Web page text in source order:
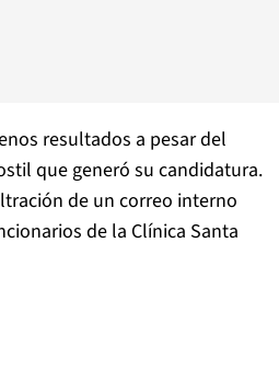
resultados a pesar del
que generó su candidatura.
de un correo interno
de la Clínica Santa